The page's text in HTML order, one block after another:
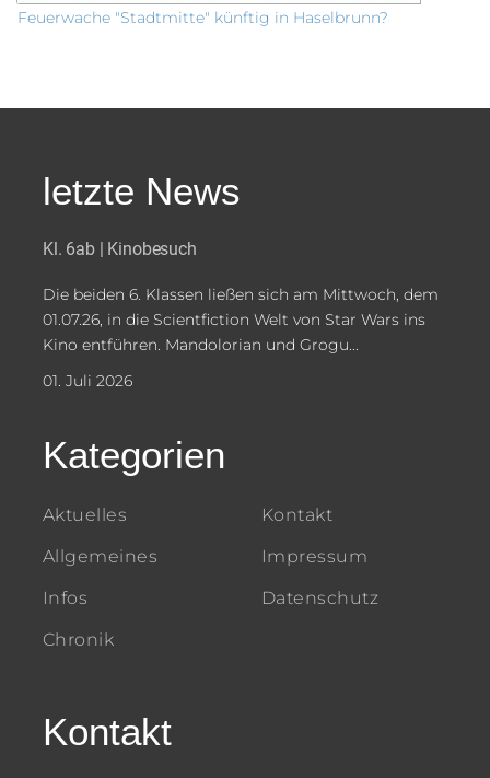
Feuerwache "Stadtmitte" künftig in Haselbrunn?
letzte News
Kl. 6ab | Kinobesuch
Die beiden 6. Klassen ließen sich am Mittwoch, dem
01.07.26, in die Scientfiction Welt von Star Wars ins
Kino entführen. Mandolorian und Grogu...
01. Juli 2026
Kategorien
Aktuelles
Allgemeines
Infos
Chronik
Kontakt
Impressum
Datenschutz
Kontakt